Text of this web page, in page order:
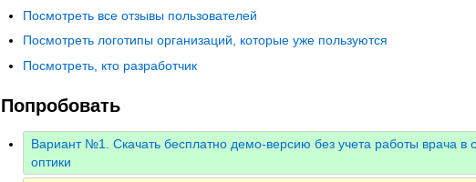
Посмотреть все отзывы пользователей
Посмотреть логотипы организаций, которые уже пользуются
Посмотреть, кто разработчик
Попробовать
Вариант №1. Скачать бесплатно демо-версию без учета работы врача в
оптики